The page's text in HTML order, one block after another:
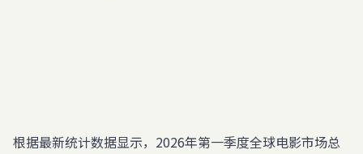
根据最新统计数据显示，2026年第一季度全球电影市场总